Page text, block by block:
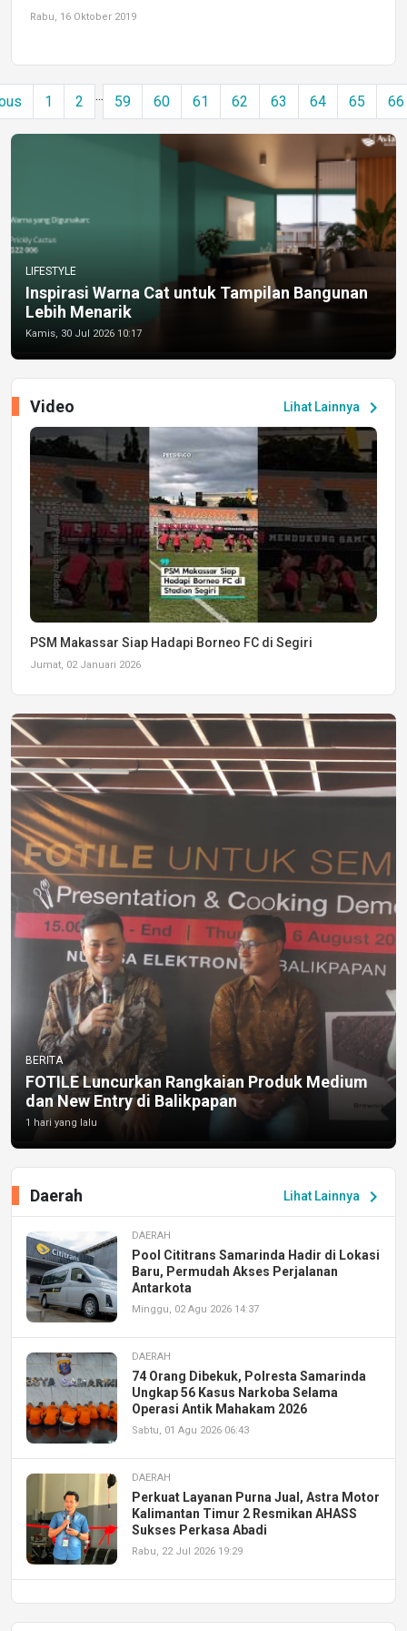
Rabu, 16 Oktober 2019
1 2 ... 59 60 61 62 63 64 65 66
LIFESTYLE
Inspirasi Warna Cat untuk Tampilan Bangunan
Lebih Menarik
Kamis, 30 Jul 2026 10:17
Lihat Lainnya chevron_right
Video
PSM Makassar Siap Hadapi Borneo FC di Segiri
Jumat, 02 Januari 2026
BERITA
FOTILE Luncurkan Rangkaian Produk Medium
dan New Entry di Balikpapan
1 hari yang lalu
Lihat Lainnya chevron_right
Daerah
DAERAH
Pool Cititrans Samarinda Hadir di Lokasi
Baru, Permudah Akses Perjalanan
Antarkota
Minggu, 02 Agu 2026 14:37
DAERAH
74 Orang Dibekuk, Polresta Samarinda
Ungkap 56 Kasus Narkoba Selama
Operasi Antik Mahakam 2026
Sabtu, 01 Agu 2026 06:43
DAERAH
Perkuat Layanan Purna Jual, Astra Motor
Kalimantan Timur 2 Resmikan AHASS
Sukses Perkasa Abadi
Rabu, 22 Jul 2026 19:29